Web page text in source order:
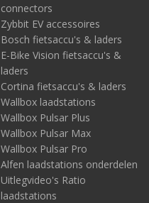
connectors
Zybbit EV accessoires
Bosch fietsaccu's & laders
E-Bike Vision fietsaccu's &
laders
Cortina fietsaccu's & laders
Wallbox laadstations
Wallbox Pulsar Plus
Wallbox Pulsar Max
Wallbox Pulsar Pro
Alfen laadstations onderdelen
Uitlegvideo's Ratio
laadstations